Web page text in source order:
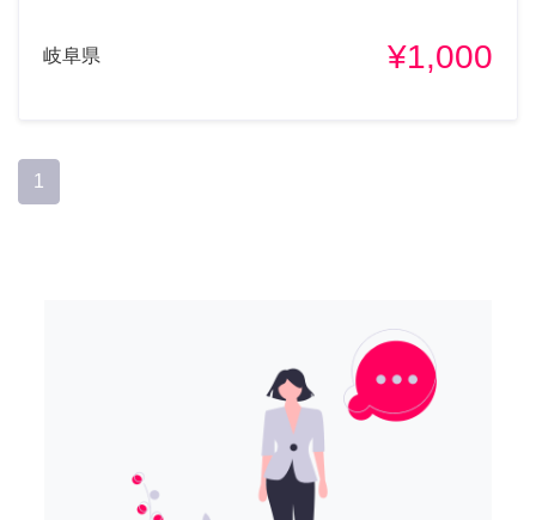
岐阜県 ¥1,000
1